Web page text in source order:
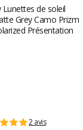
2 avis